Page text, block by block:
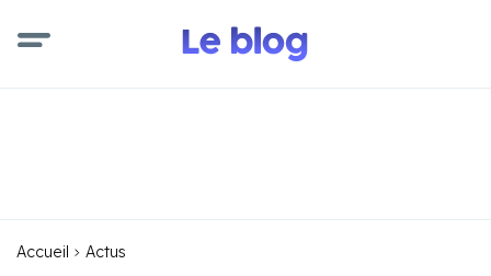
Accueil Actus